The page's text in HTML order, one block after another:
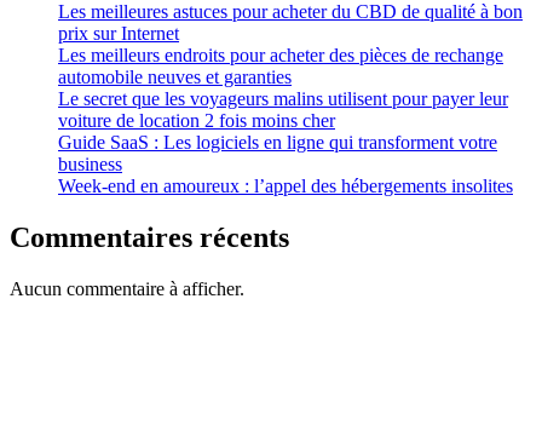
Les meilleures astuces pour acheter du CBD de qualité à bon
prix sur Internet
Les meilleurs endroits pour acheter des pièces de rechange
automobile neuves et garanties
Le secret que les voyageurs malins utilisent pour payer leur
voiture de location 2 fois moins cher
Guide SaaS : Les logiciels en ligne qui transforment votre
business
Week-end en amoureux : l’appel des hébergements insolites
Commentaires récents
Aucun commentaire à afficher.